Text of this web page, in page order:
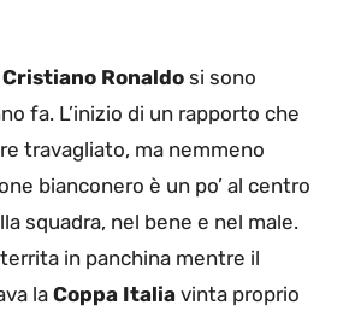
Cristiano Ronaldo si sono
fa. L’inizio di un rapporto che
travagliato, ma nemmeno
bianconero è un po’ al centro
squadra, nel bene e nel male.
in panchina mentre il
la Coppa Italia vinta proprio